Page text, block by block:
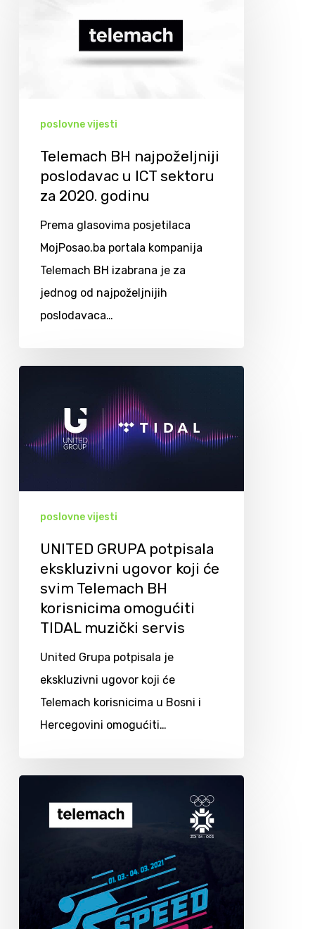
poslovne vijesti
Telemach BH najpoželjniji
poslodavac u ICT sektoru
za 2020. godinu
Prema glasovima posjetilaca
MojPosao.ba portala kompanija
Telemach BH izabrana je za
jednog od najpoželjnijih
poslodavaca…
poslovne vijesti
UNITED GRUPA potpisala
ekskluzivni ugovor koji će
svim Telemach BH
korisnicima omogućiti
TIDAL muzički servis
United Grupa potpisala je
ekskluzivni ugovor koji će
Telemach korisnicima u Bosni i
Hercegovini omogućiti…